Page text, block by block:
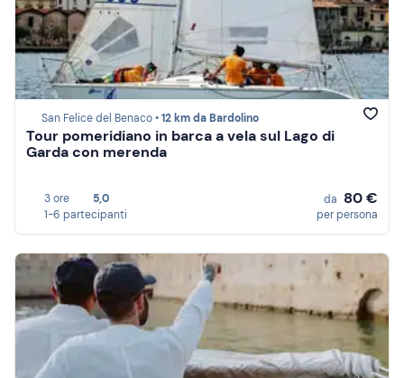
San Felice del Benaco •12 km da Bardolino
Tour pomeridiano in barca a vela sul Lago di
Garda con merenda
3 ore
5,0
1-6 partecipanti
da 80 €
per persona